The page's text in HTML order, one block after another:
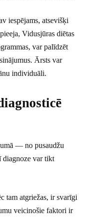
iespējams, atsevišķi
Vidusjūras diētas
var palīdzēt
Ārsts var
individuāli.
— no pusaudžu
diagnoze var tikt
tam atgriežas, ir svarīgi
veicinošie faktori ir